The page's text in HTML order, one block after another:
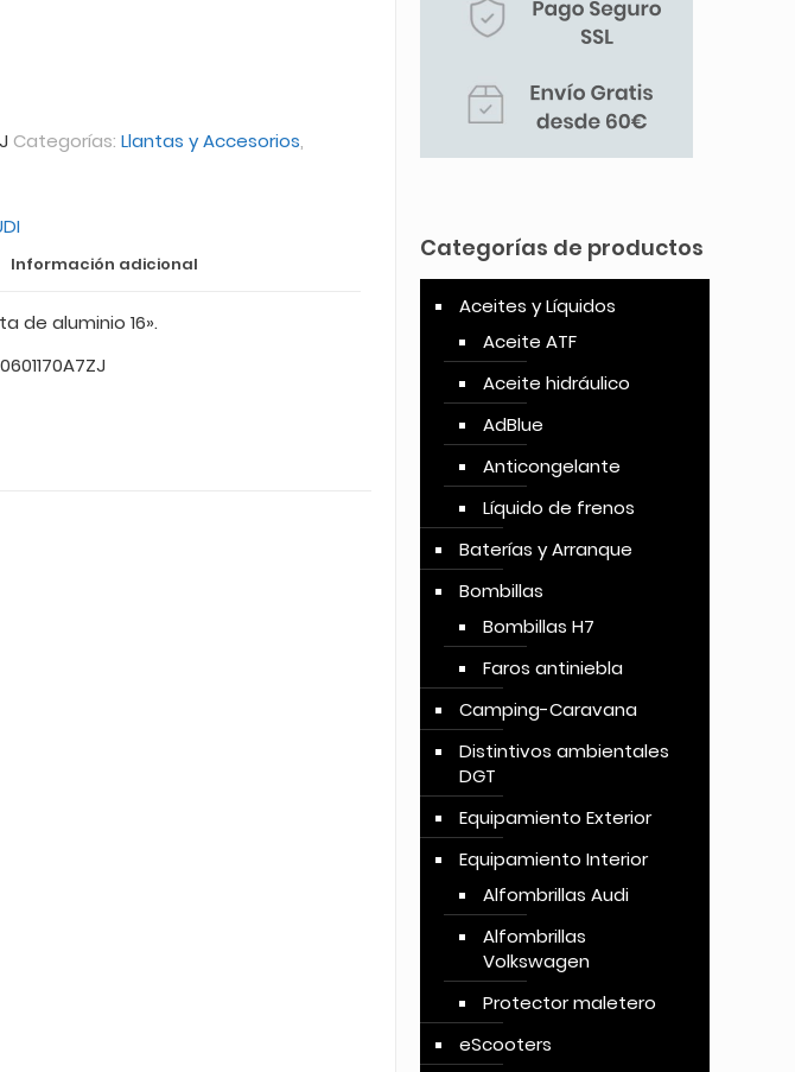
Categorías: Llantas y Accesorios,
Información adicional
de aluminio 16».
Categorías de productos
Aceites y Líquidos
Aceite ATF
Aceite hidráulico
AdBlue
Anticongelante
Líquido de frenos
Baterías y Arranque
Bombillas
Bombillas H7
Faros antiniebla
Camping-Caravana
Distintivos ambientales
DGT
Equipamiento Exterior
Equipamiento Interior
Alfombrillas Audi
Alfombrillas
Volkswagen
Protector maletero
eScooters